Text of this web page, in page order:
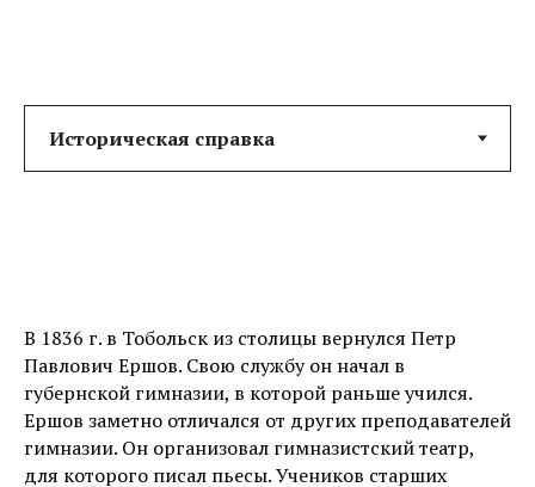
В 1836 г. в Тобольск из столицы вернулся Петр
Павлович Ершов. Свою службу он начал в
губернской гимназии, в которой раньше учился.
Ершов заметно отличался от других преподавателей
гимназии. Он организовал гимназистский театр,
для которого писал пьесы. Учеников старших